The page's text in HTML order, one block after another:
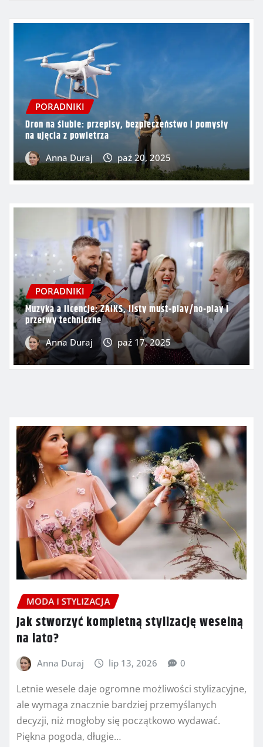
PORADNIKI
Dron na ślubie: przepisy, bezpieczeństwo i pomysły
na ujęcia z powietrza
Anna Duraj paź 20, 2025
PORADNIKI
Muzyka a licencje: ZAIKS, listy must-play/no-play i
przerwy techniczne
Anna Duraj paź 17, 2025
MODA I STYLIZACJA
Jak stworzyć kompletną stylizację weselną
na lato?
Anna Duraj lip 13, 2026 0
Letnie wesele daje ogromne możliwości stylizacyjne,
ale wymaga znacznie bardziej przemyślanych
decyzji, niż mogłoby się początkowo wydawać.
Piękna pogoda, długie…